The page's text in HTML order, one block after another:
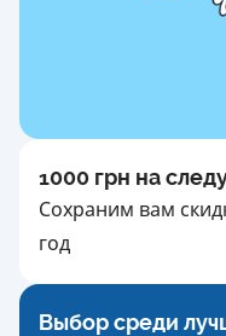
1000 грн на
Сохраним вам
год
Выбор среди